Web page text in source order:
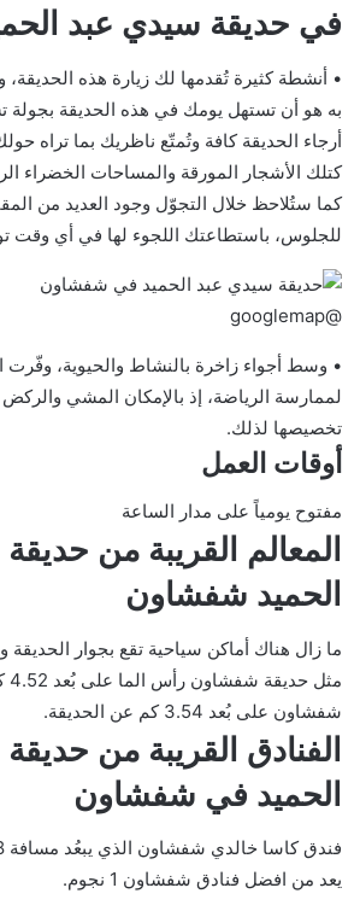
في حديقة سيدي عبد
• أنشطة كثيرة تُقدمها لك زيارة هذه الحديقة،
به هو أن تستهل يومك في هذه الحديقة
أرجاء الحديقة كافة وتُمتّع ناظريك بما تراه
كتلك الأشجار المورقة والمساحات الخضراء
كما ستُلاحظ خلال التجوّل وجود العديد من
للجلوس، باستطاعتك اللجوء لها في أي وقت
@googlemap
• وسط أجواء زاخرة بالنشاط والحيوية، وفّرت
لممارسة الرياضة، إذ بالإمكان المشي
تخصيصها لذلك.
أوقات العمل
مفتوح يومياً على مدار الساعة
المعالم القريبة من
الحميد شفشاون
ما زال هناك أماكن سياحية تقع بجوار
شفشاون على بُعد 3.54 كم عن الحديقة.
الفنادق القريبة من
الحميد في شفشاون
يعد من افضل فنادق شفشاون 1 نجوم.